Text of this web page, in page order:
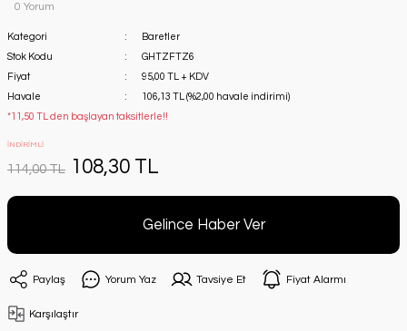
0 Yorum
Kategori
Baretler
Stok Kodu
GHTZFTZ6
Fiyat
95,00 TL + KDV
Havale
106,13 TL (%2,00 havale indirimi)
*11,50 TL den başlayan taksitlerle!!
İNDİRİMLİ
114,00 TL 108,30 TL
Gelince Haber Ver
Paylaş Yorum Yaz Tavsiye Et Fiyat Alarmı
Karşılaştır